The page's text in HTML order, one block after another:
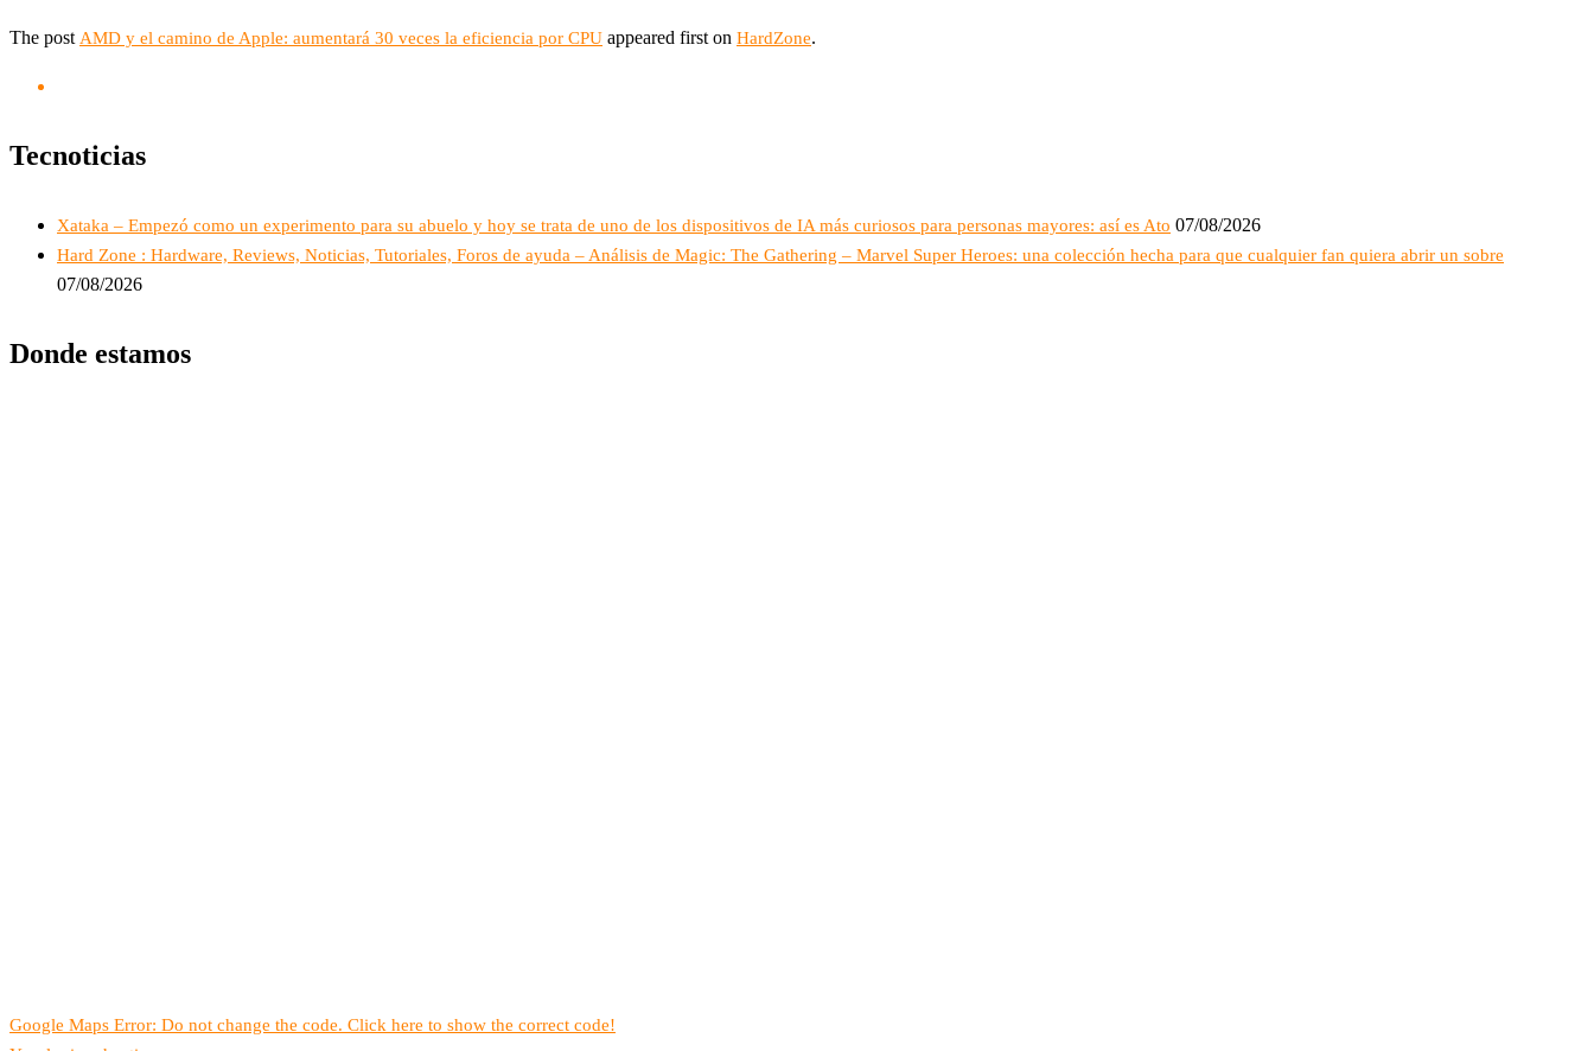
The post AMD y el camino de Apple: aumentará 30 veces la eficiencia por CPU appeared first on HardZone.
Tecnoticias
Xataka – Empezó como un experimento para su abuelo y hoy se trata de uno de los dispositivos de IA más curiosos para personas mayores: así es Ato 07/08/2026
Hard Zone : Hardware, Reviews, Noticias, Tutoriales, Foros de ayuda – Análisis de Magic: The Gathering – Marvel Super Heroes: una colección hecha para que cualquier fan quiera abrir un sobre
07/08/2026
Donde estamos
Google Maps Error: Do not change the code. Click here to show the correct code!